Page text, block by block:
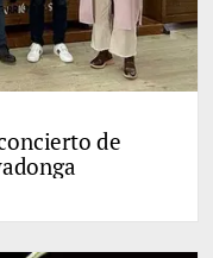
de